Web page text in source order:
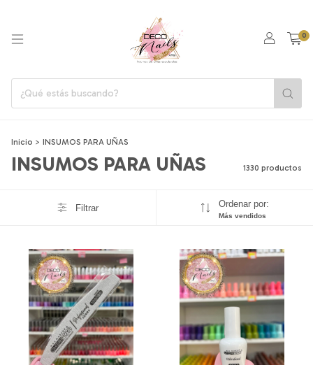
0
Inicio > INSUMOS PARA UÑAS
INSUMOS PARA UÑAS 1330 productos
Filtrar Ordenar por:
Más vendidos